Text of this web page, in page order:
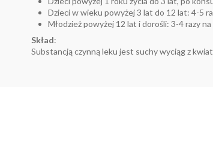
Dzieci w wieku powyżej 3 lat do 12 lat: 4-5
Młodzież powyżej 12 lat i dorośli: 3-4 razy
Skład:
Substancją czynną leku jest suchy wyciąg z